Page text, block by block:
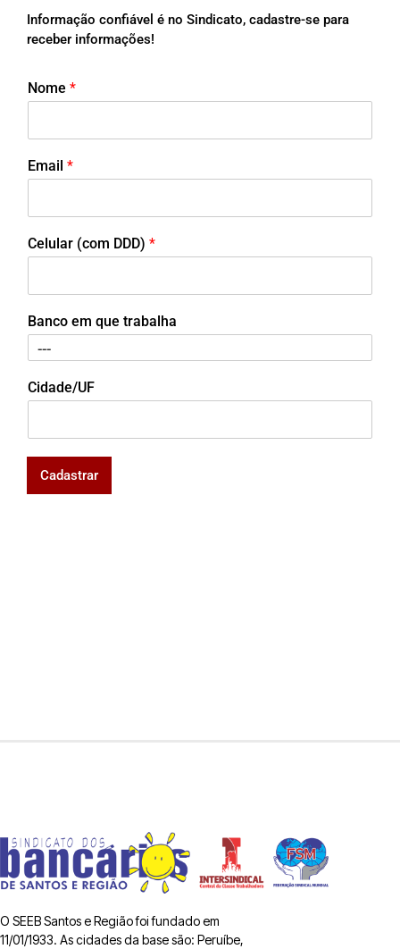
Informação confiável é no Sindicato, cadastre-se para
receber informações!
Nome *
Email *
Celular (com DDD) *
Banco em que trabalha
Cidade/UF
Cadastrar
O SEEB Santos e Região foi fundado em
11/01/1933. As cidades da base são: Peruíbe,